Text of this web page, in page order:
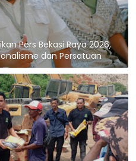
Pers Bekasi Raya 2026,
dan Persatuan